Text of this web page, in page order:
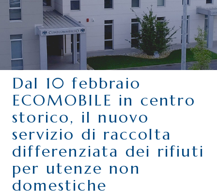
CATEGORIE
DELEGAZIONI
ATTIVITÀ STORICHE
PERIODICO
PERCHÉ ASSOCIARSI?
DOVE SIAMO
CONTATTI
Dal 10 febbraio
ECOMOBILE in centro
storico, il nuovo
servizio di raccolta
differenziata dei rifiuti
per utenze non
domestiche